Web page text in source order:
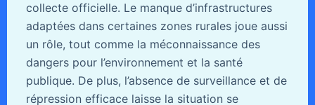
collecte officielle. Le manque d’infrastructures
adaptées dans certaines zones rurales joue aussi
un rôle, tout comme la méconnaissance des
dangers pour l’environnement et la santé
publique. De plus, l’absence de surveillance et de
répression efficace laisse la situation se